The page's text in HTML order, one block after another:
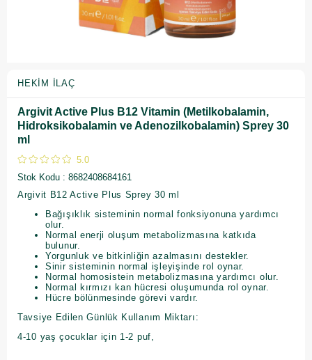
HEKIM İLAÇ
Argivit Active Plus B12 Vitamin (Metilkobalamin,
Hidroksikobalamin ve Adenozilkobalamin) Sprey 30
ml
5.0
Stok Kodu
8682408684161
Argivit B12 Active Plus Sprey 30 ml
Bağışıklık sisteminin normal fonksiyonuna yardımcı
olur.
Normal enerji oluşum metabolizmasına katkıda
bulunur.
Yorgunluk ve bitkinliğin azalmasını destekler.
Sinir sisteminin normal işleyişinde rol oynar.
Normal homosistein metabolizmasına yardımcı olur.
Normal kırmızı kan hücresi oluşumunda rol oynar.
Hücre bölünmesinde görevi vardır.
Tavsiye Edilen Günlük Kullanım Miktarı:
4-10 yaş çocuklar için 1-2 puf,